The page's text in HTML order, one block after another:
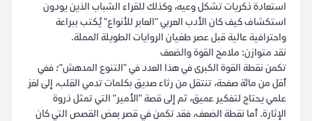
استعادة ذكريات تشكل وعيه، وكذلك للقراء الشباب الذين يودون
استكشاف كيف كان الأدب العربي "العابر للأنواع" يُكتب ببراعة
واحترافية عالية قبل عصر طغيان الروايات الطويلة المملة.
نقد متوازن: ملامح القوة والضعف
تكمن نقطة القوة الكبرى في هذا العدد في "التنوع المدهش"؛ ففي
أقل من مائة صفحة، تنتقل من رثاء صديق بكلمات تدمي القلب، إلى لغز
علمي يحتاج لتفكير عميق، ثم إلى قصة "الأمير" التي تمثل ذروة
الإثارة. أما نقطة الضعف، فقد تكمن في قصر بعض القصص التي كان